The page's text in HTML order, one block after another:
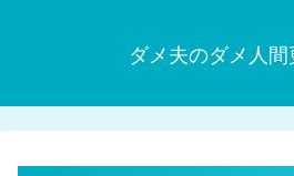
ダメ夫のダメ人